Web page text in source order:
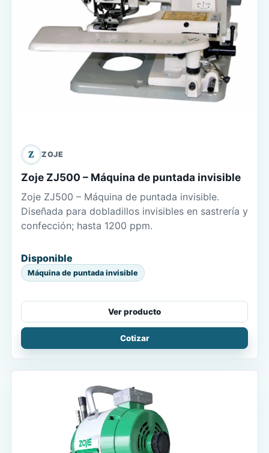
Z ZOJE
Zoje ZJ500 – Máquina de puntada invisible
Zoje ZJ500 – Máquina de puntada invisible.
Diseñada para dobladillos invisibles en sastrería y
confección; hasta 1200 ppm.
Disponible
Máquina de puntada invisible
Ver producto
Cotizar